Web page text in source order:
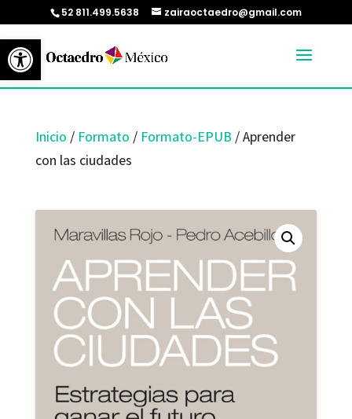
Abrir barra de herramientas
52 811.499.5638 zairaoctaedro@gmail.com
Inicio / Formato / Formato-EPUB / Aprender
con las ciudades